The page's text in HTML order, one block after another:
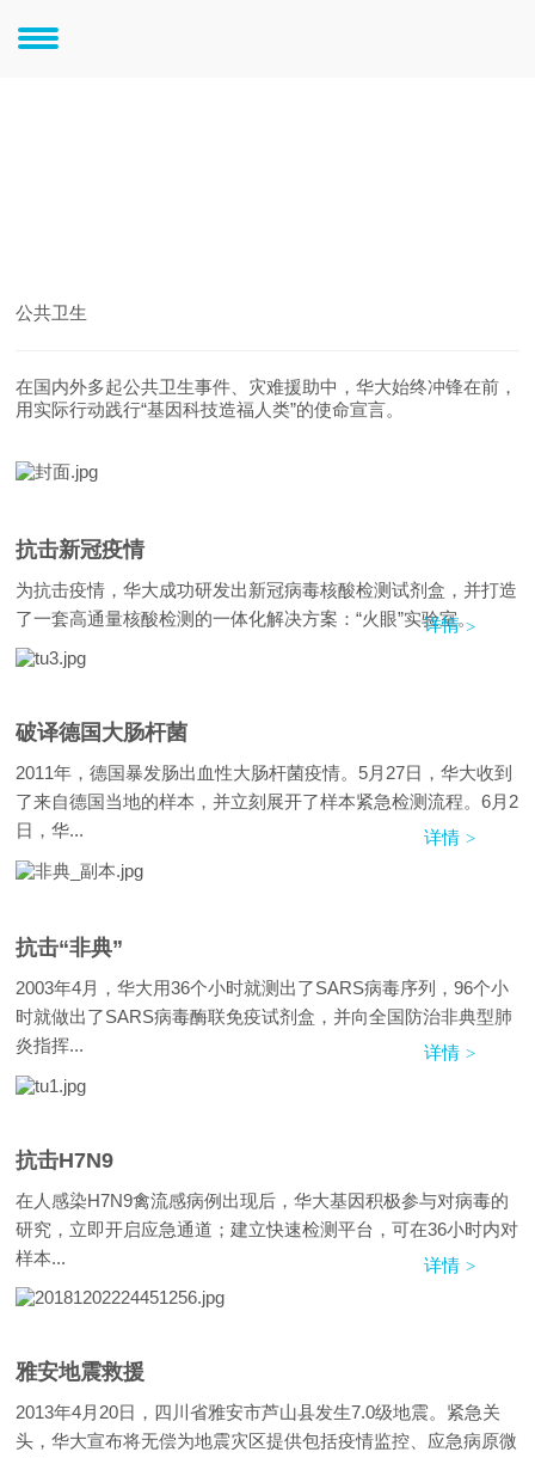
新闻中心
公共卫生
在国内外多起公共卫生事件、灾难援助中，华大始终冲锋在前，
用实际行动践行“基因科技造福人类”的使命宣言。
抗击新冠疫情
为抗击疫情，华大成功研发出新冠病毒核酸检测试剂盒，并打造
了一套高通量核酸检测的一体化解决方案：“火眼”实验室。
详情
破译德国大肠杆菌
2011年，德国暴发肠出血性大肠杆菌疫情。5月27日，华大收到
了来自德国当地的样本，并立刻展开了样本紧急检测流程。6月2
日，华...
详情
抗击“非典”
2003年4月，华大用36个小时就测出了SARS病毒序列，96个小
时就做出了SARS病毒酶联免疫试剂盒，并向全国防治非典型肺
炎指挥...
详情
抗击H7N9
在人感染H7N9禽流感病例出现后，华大基因积极参与对病毒的
研究，立即开启应急通道；建立快速检测平台，可在36小时内对
样本...
详情
雅安地震救援
2013年4月20日，四川省雅安市芦山县发生7.0级地震。紧急关
头，华大宣布将无偿为地震灾区提供包括疫情监控、应急病原微